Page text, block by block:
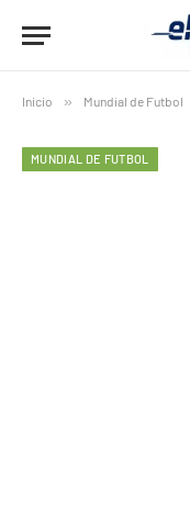
Inicio » Mundial de Futbol
MUNDIAL DE FUTBOL